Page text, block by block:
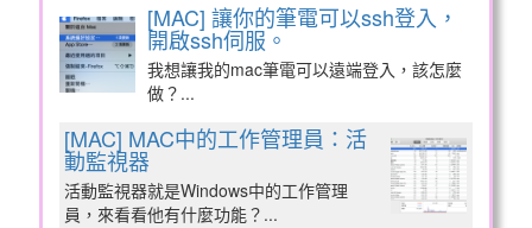
[MAC] 讓你的筆電可以ssh登入，
開啟ssh伺服。
我想讓我的mac筆電可以遠端登入，該怎麼
做？...
[MAC] MAC中的工作管理員：活
動監視器
活動監視器就是Windows中的工作管理
員，來看看他有什麼功能？...